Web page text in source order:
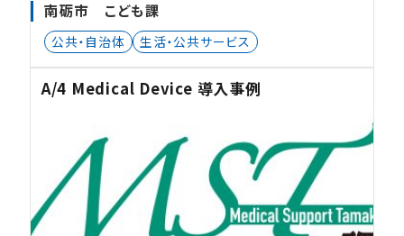
南砺市 こども課
公共・自治体 生活・公共サービス
A/4 Medical Device 導入事例